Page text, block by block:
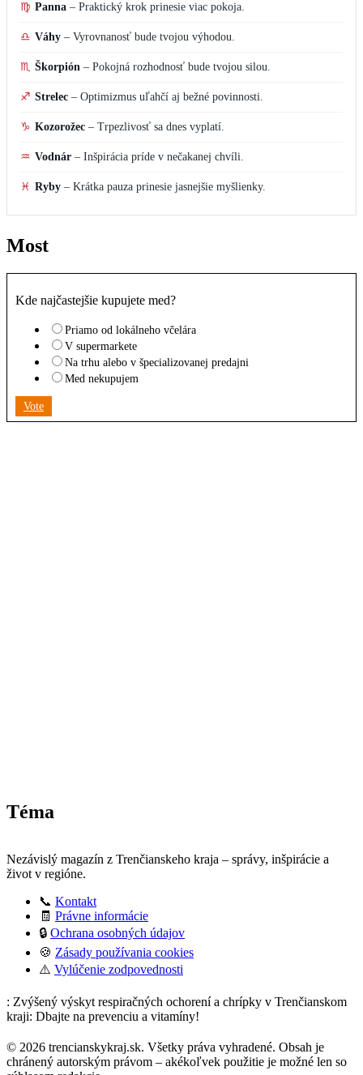
♍ Panna – Praktický krok prinesie viac pokoja.
♎ Váhy – Vyrovnanosť bude tvojou výhodou.
♏ Škorpión – Pokojná rozhodnosť bude tvojou silou.
♐ Strelec – Optimizmus uľahčí aj bežné povinnosti.
♑ Kozorožec – Trpezlivosť sa dnes vyplatí.
♒ Vodnár – Inšpirácia príde v nečakanej chvíli.
♓ Ryby – Krátka pauza prinesie jasnejšie myšlienky.
Most
Kde najčastejšie kupujete med?
Priamo od lokálneho včelára
V supermarkete
Na trhu alebo v špecializovanej predajni
Med nekupujem
Vote
Téma
Nezávislý magazín z Trenčianskeho kraja – správy, inšpirácie a
život v regióne.
📞 Kontakt
🧾 Právne informácie
🔒 Ochrana osobných údajov
🍪 Zásady používania cookies
⚠️ Vylúčenie zodpovednosti
: Zvýšený výskyt respiračných ochorení a chrípky v Trenčianskom
kraji: Dbajte na prevenciu a vitamíny!
© 2026 trencianskykraj.sk. Všetky práva vyhradené. Obsah je
chránený autorským právom – akékoľvek použitie je možné len so